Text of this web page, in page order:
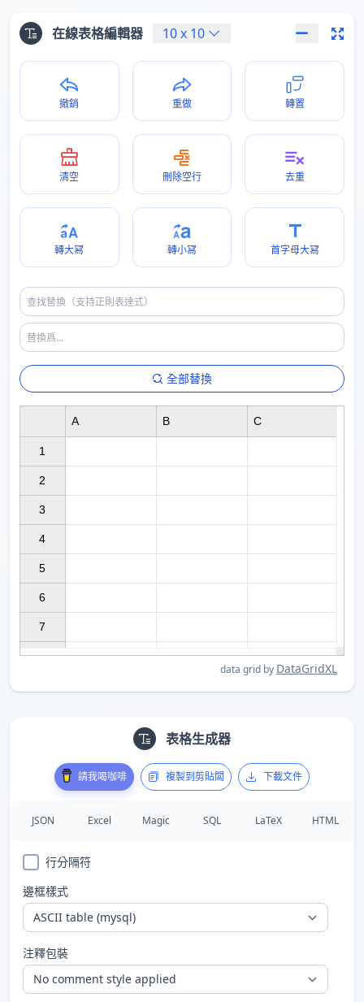
在線表格編輯器 10x 10
撤銷 重做 轉置
清空 刪除空行 去重
轉大冩 轉小冩 首字母大冩
全部替換
data grid by DataGridXL
1
2
3
4
5
6
7
A B C
表格生成器
請我喝咖啡 複製到剪貼闆 下載文件
JSON Excel Magic SQL LaTeX HTML
行分隔符
邊框樣式
注釋包裝